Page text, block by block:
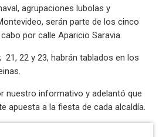
agrupaciones lubolas y
serán parte de los cinco
por calle Aparicio Saravia.
22 y 23, habrán tablados en los
nuestro informativo y adelantó que
apuesta a la fiesta de cada alcaldía.